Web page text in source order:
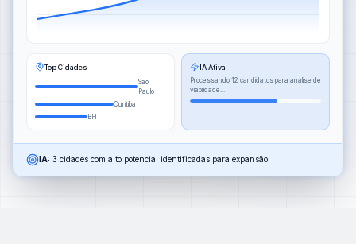
Top Cidades
São
Paulo
Curitiba
BH
IA Ativa
Processando 12 candidatos para análise de
viabilidade...
IA: 3 cidades com alto potencial identificadas para expansão